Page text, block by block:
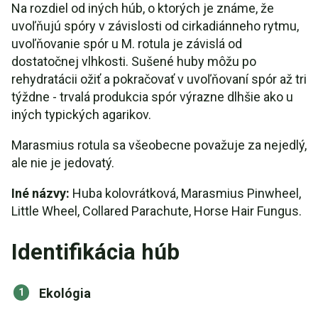
Na rozdiel od iných húb, o ktorých je známe, že
uvoľňujú spóry v závislosti od cirkadiánneho rytmu,
uvoľňovanie spór u M. rotula je závislá od
dostatočnej vlhkosti. Sušené huby môžu po
rehydratácii ožiť a pokračovať v uvoľňovaní spór až tri
týždne - trvalá produkcia spór výrazne dlhšie ako u
iných typických agarikov.
Marasmius rotula sa všeobecne považuje za nejedlý,
ale nie je jedovatý.
Iné názvy: Huba kolovrátková, Marasmius Pinwheel,
Little Wheel, Collared Parachute, Horse Hair Fungus.
Identifikácia húb
Ekológia